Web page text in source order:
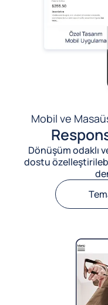
Mobil ve
Dönüşüm odaklı
dostu